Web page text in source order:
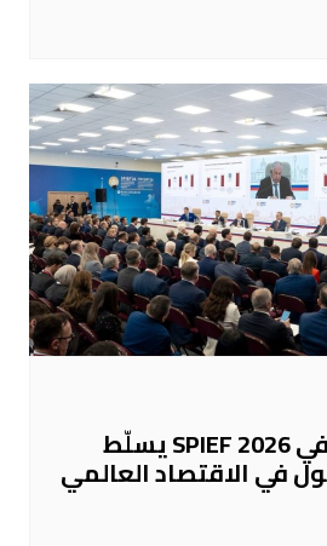
منتدى الطاقة في SPIEF 2026 يسلّط
في الاقتصاد العالمي